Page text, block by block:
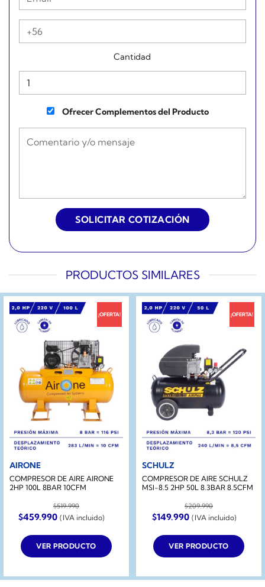
Cantidad
Ofrecer Complementos del Producto
PRODUCTOS SIMILARES
¡OFERTA!
AIRONE
COMPRESOR DE AIRE AIRONE
2HP 100L 8BAR 10CFM
$519.990
El
precio
original
era:
$519.990.
$459.990El
precio
actual
es:
$459.990.
(IVA incluido)
VER PRODUCTO
¡OFERTA!
SCHULZ
COMPRESOR DE AIRE SCHULZ
MSI-8.5 2HP 50L 8.3BAR 8.5CFM
$209.990
El
precio
original
era:
$209.990.
$149.990El
precio
actual
es:
$149.990.
(IVA incluido)
VER PRODUCTO